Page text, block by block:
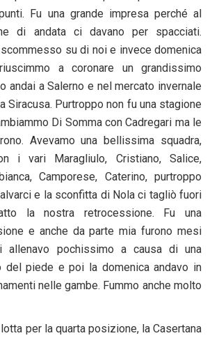
Fu una grande impresa perché al
di andata ci davano per spacciati.
su di noi e invece domenica
a coronare un grandissimo
andai a Salerno e nel mercato invernale
Siracusa. Purtroppo non fu una stagione
Di Somma con Cadregari ma le
Avevamo una bellissima squadra,
i vari Maragliulo, Cristiano, Salice,
Camporese, Caterino, purtroppo
e la sconfitta di Nola ci tagliò fuori
la nostra retrocessione. Fu una
e anche da parte mia furono mesi
allenavo pochissimo a causa di una
del piede e poi la domenica andavo in
nelle gambe. Fummo anche molto
per la quarta posizione, la Casertana